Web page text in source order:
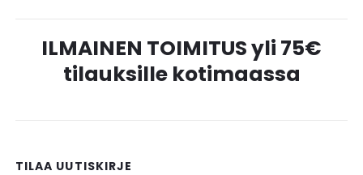
ILMAINEN TOIMITUS yli 75€
tilauksille kotimaassa
TILAA UUTISKIRJE